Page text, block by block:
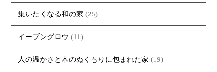
集いたくなる和の家 (25)
イーブングロウ (11)
人の温かさと木のぬくもりに包まれた家 (19)